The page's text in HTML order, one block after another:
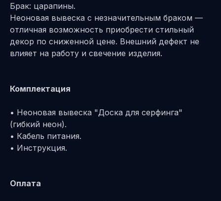
Брак: царапины.
Неоновая вывеска с незначительным браком —
отличная возможность приобрести стильный
декор по сниженной цене. Внешний дефект не
влияет на работу и свечение изделия.
Комплектация
• Неоновая вывеска "Доска для серфинга"
(гибкий неон).
• Кабель питания.
• Инструкция.
Оплата